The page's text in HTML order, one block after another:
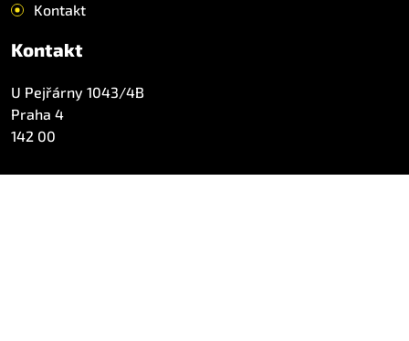
Kontakt
Kontakt
U Pejřárny 1043/4B
Praha 4
142 00